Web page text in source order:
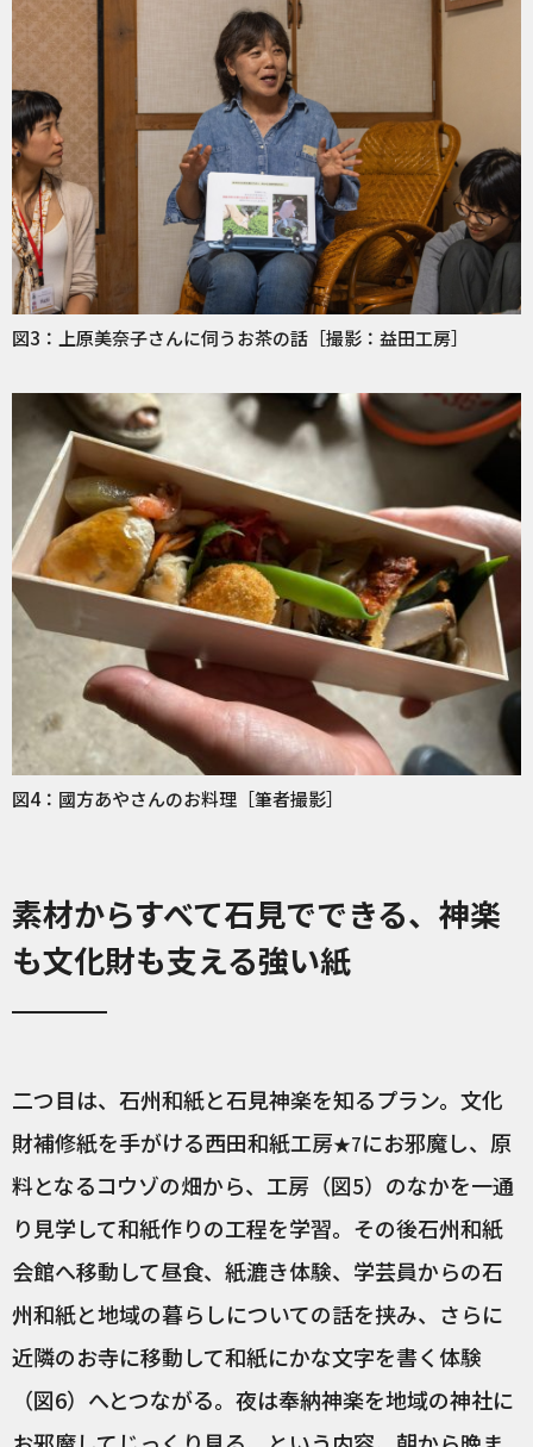
図3：上原美奈子さんに伺うお茶の話［撮影：益田工房］
図4：國方あやさんのお料理［筆者撮影］
素材からすべて石見でできる、神楽
も文化財も支える強い紙
二つ目は、石州和紙と石見神楽を知るプラン。文化
財補修紙を手がける西田和紙工房★7にお邪魔し、原
料となるコウゾの畑から、工房（図5）のなかを一通
り見学して和紙作りの工程を学習。その後石州和紙
会館へ移動して昼食、紙漉き体験、学芸員からの石
州和紙と地域の暮らしについての話を挟み、さらに
近隣のお寺に移動して和紙にかな文字を書く体験
（図6）へとつながる。夜は奉納神楽を地域の神社に